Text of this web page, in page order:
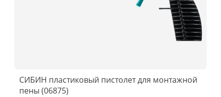
СИБИН пластиковый пистолет для монтажной
пены (06875)